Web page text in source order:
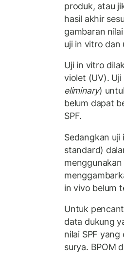
produk, atau
hasil akhir
gambaran
uji in vitro dan
Uji in vitro
violet (UV). Uji
eliminary)
belum dapat
SPF.
Sedangkan
standard)
menggunakan
in vivo belum
Untuk
data dukung
nilai SPF
surya. BPOM